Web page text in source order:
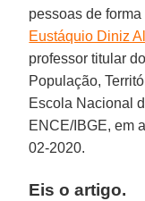
pessoas de
Eustáquio Diniz
professor titular
População,
Escola Nacional
ENCE/IBGE, em
02-2020.
Eis o artigo.